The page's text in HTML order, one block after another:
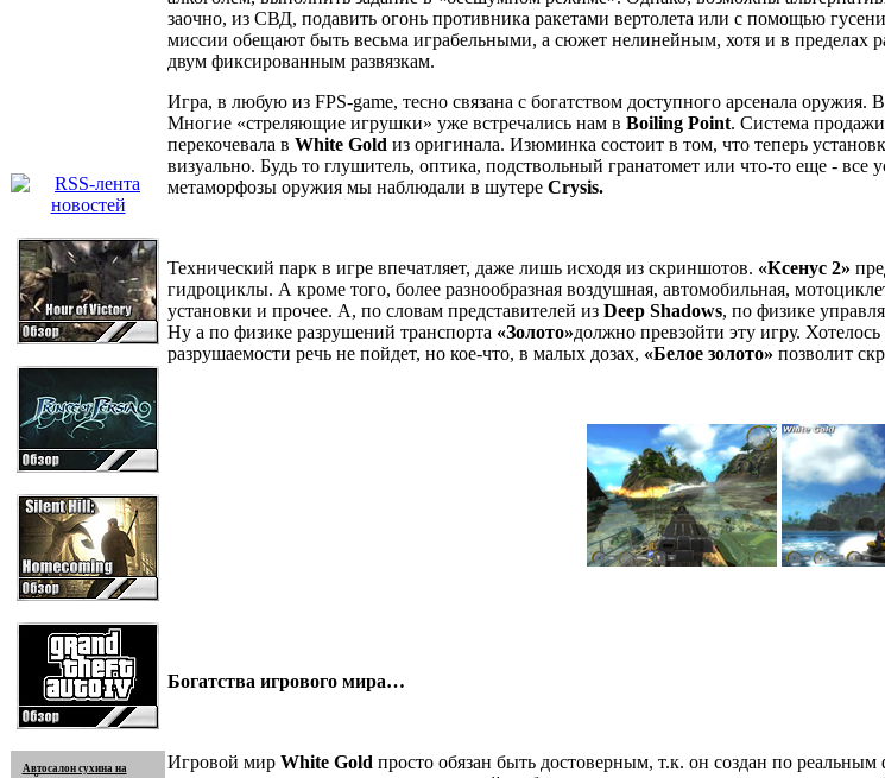
Автосалон сухина на
заочно, из СВД, подавить огонь противника ракетами вертолета или с помощью
миссии обещают быть весьма играбельными, а сюжет нелинейным, хотя и в пределах
двум фиксированным развязкам.
Игра, в любую из FPS-game, тесно связана с богатством доступного арсенала
Многие «стреляющие игрушки» уже встречались нам в Boiling Point. Система продажи
перекочевала в White Gold из оригинала. Изюминка состоит в том, что теперь
визуально. Будь то глушитель, оптика, подствольный гранатомет или что-то еще -
метаморфозы оружия мы наблюдали в шутере Crysis.
Технический парк в игре впечатляет, даже лишь исходя из скриншотов. «Ксенус 2»
гидроциклы. А кроме того, более разнообразная воздушная, автомобильная,
установки и прочее. А, по словам представителей из Deep Shadows, по физике
Ну а по физике разрушений транспорта «Золото»должно превзойти эту игру.
разрушаемости речь не пойдет, но кое-что, в малых дозах, «Белое золото» позволит
Богатства игрового мира…
Игровой мир White Gold просто обязан быть достоверным, т.к. он создан по